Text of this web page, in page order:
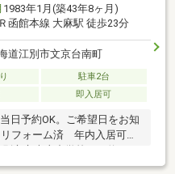
1983年1月(築43年8ヶ月)
函館本線 大麻駅 徒歩23分
道江別市文京台南町
駐車2台
即入居可
日予約OK。ご希望日をお知
フォーム済 年内入居可】
すい立地です。【住まいの